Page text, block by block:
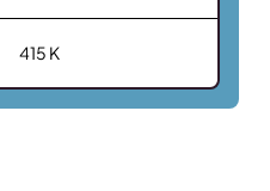
415 K